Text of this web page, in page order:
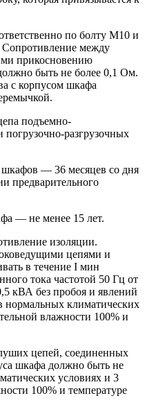
по болту М10 и
между
прикосновению
быть не более 0,1 Ом.
с корпусом шкафа
подъемно-
разгрузочных
— 36 месяцев со дня
предварительного
— не менее 15 лет.
изоляции.
цепями и
в течение I мин
тока частотой 50 Гц от
кВА без пробоя и явлений
нор­мальных климатических
влажности 100% и
цепей, соединенных
шкафа должно быть не
условиях и 3
100% и температуре